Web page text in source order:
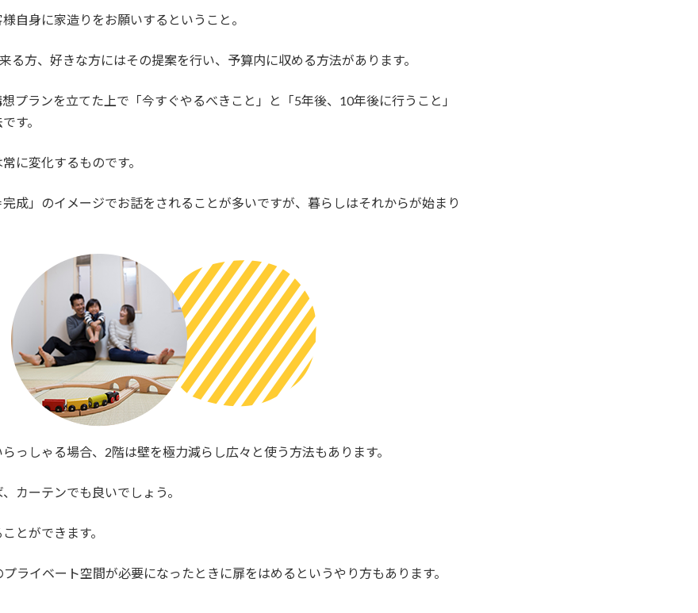
自身に家造りをお願いするということ。
る方、好きな方にはその提案を行い、予算内に収める方法があります。
プランを立てた上で「今すぐやるべきこと」と「5年後、10年後に行うこと」
す。
に変化するものです。
成」のイメージでお話をされることが多いですが、暮らしはそれからが始まり
っしゃる場合、2階は壁を極力減らし広々と使う方法もあります。
カーテンでも良いでしょう。
とができます。
ライベート空間が必要になったときに扉をはめるというやり方もあります。